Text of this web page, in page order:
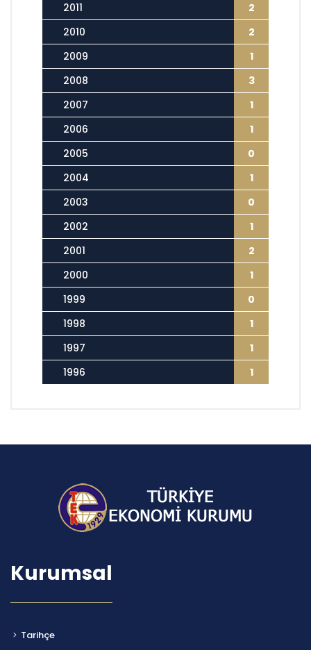
2011
2
2010
2
2009
1
2008
3
2007
1
2006
1
2005
0
2004
1
2003
0
2002
1
2001
2
2000
1
1999
0
1998
1
1997
1
1996
1
Kurumsal
Tarihçe